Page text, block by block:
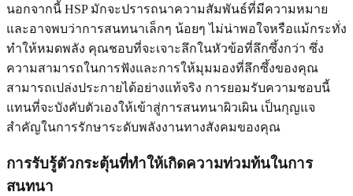
นอกจากนี้ HSP มักจะปรารถนาความสัมพันธ์ที่มีความหมาย
และอาจพบว่าการสนทนาเล็กๆ น้อยๆ ไม่น่าพอใจหรือแม้กระทั่ง
ทำให้หมดพลัง คุณชอบที่จะเจาะลึกในหัวข้อที่ลึกซึ้งกว่า ซึ่ง
ความสามารถในการฟังและการให้มุมมองที่ลึกซึ้งของคุณ
สามารถเปล่งประกายได้อย่างแท้จริง การยอมรับความชอบนี้
แทนที่จะบังคับตัวเองให้เข้าสู่การสนทนาผิวเผิน เป็นกุญแจ
สำคัญในการรักษาระดับพลังงานทางสังคมของคุณ
การรับรู้ตัวกระตุ้นที่ทำให้เกิดความท่วมท้นในการ
สนทนา